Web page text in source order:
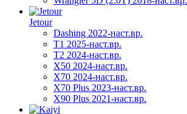
Jetour
Dashing 2022-наст.вр.
T1 2025-наст.вр.
T2 2024-наст.вр.
X50 2024-наст.вр.
X70 2024-наст.вр.
X70 Plus 2023-наст.вр.
X90 Plus 2021-наст.вр.